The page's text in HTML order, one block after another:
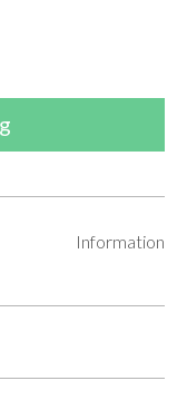
Information